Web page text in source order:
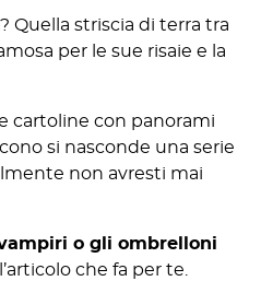
Quella striscia di terra tra
per le sue risaie e la
cartoline con panorami
si nasconde una serie
non avresti mai
o gli ombrelloni
che fa per te.